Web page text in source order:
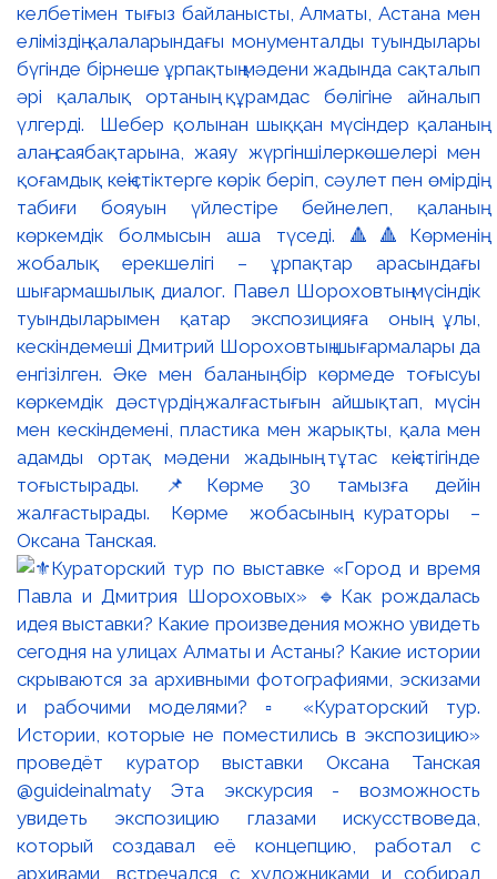
келбетімен тығыз байланысты, Алматы, Астана мен
еліміздің қалаларындағы монументалды туындылары
бүгінде бірнеше ұрпақтың мәдени жадында сақталып
әрі қалалық ортаның құрамдас бөлігіне айналып
үлгерді. Шебер қолынан шыққан мүсіндер қаланың
алаң-саябақтарына, жаяу жүргіншілеркөшелері мен
қоғамдық кеңістіктерге көрік беріп, сәулет пен өмірдің
табиғи бояуын үйлестіре бейнелеп, қаланың
көркемдік болмысын аша түседі. 🔺🔺Көрменің
жобалық ерекшелігі – ұрпақтар арасындағы
шығармашылық диалог. Павел Шороховтың мүсіндік
туындыларымен қатар экспозицияға оның ұлы,
кескіндемеші Дмитрий Шороховтың шығармалары да
енгізілген. Әке мен баланың бір көрмеде тоғысуы
көркемдік дәстүрдің жалғастығын айшықтап, мүсін
мен кескіндемені, пластика мен жарықты, қала мен
адамды ортақ мәдени жадының тұтас кеңістігінде
тоғыстырады. 📌Көрме 30 тамызға дейін
жалғастырады. Көрме жобасының кураторы –
Оксана Танская.